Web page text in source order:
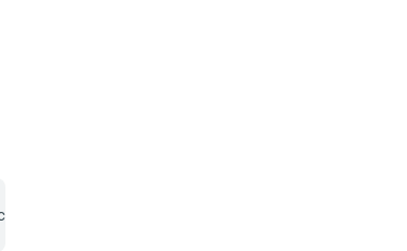
Embedding-Gemma-